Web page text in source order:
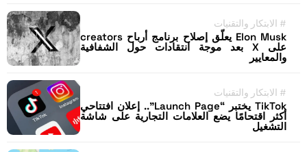
# الابتكار والتقنيات
Elon Musk يعلّق إصلاح برنامج أرباح creators
على X بعد موجة انتقادات حول الشفافية
والمعايير
# الابتكار والتقنيات
TikTok يختبر “Launch Page”.. إعلان افتتاحي
أكثر اقتحامًا يضع العلامات التجارية على شاشة
التشغيل